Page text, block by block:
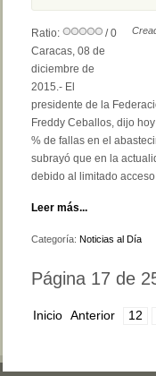
Ratio:
/ 0
Caracas, 08 de
diciembre de
2015.- El
presidente de la
Freddy Ceballos, dijo
% de fallas en el
subrayó que en la
debido al limitado
Leer más...
Categoría: Noticias al Día
Página 17 de
Inicio Anterior 12